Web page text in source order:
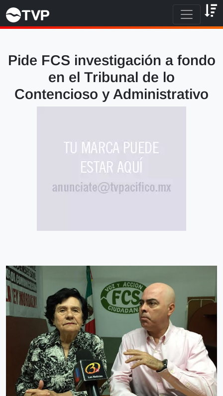
Pide FCS investigación a fondo
en el Tribunal de lo
Contencioso y Administrativo